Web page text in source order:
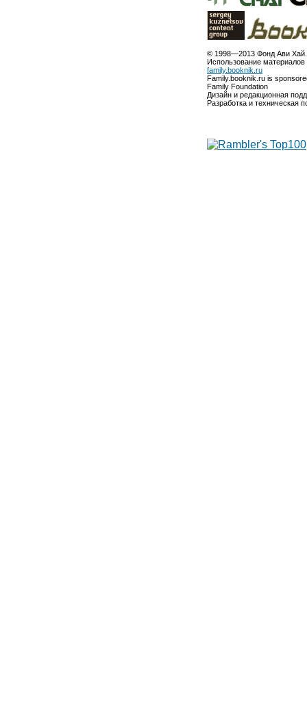
© 1998—2013 Фонд Ави
Использование
family.booknik.ru
Family.booknik.ru is
Family Foundation
Дизайн и редакционная
Разработка и техническая